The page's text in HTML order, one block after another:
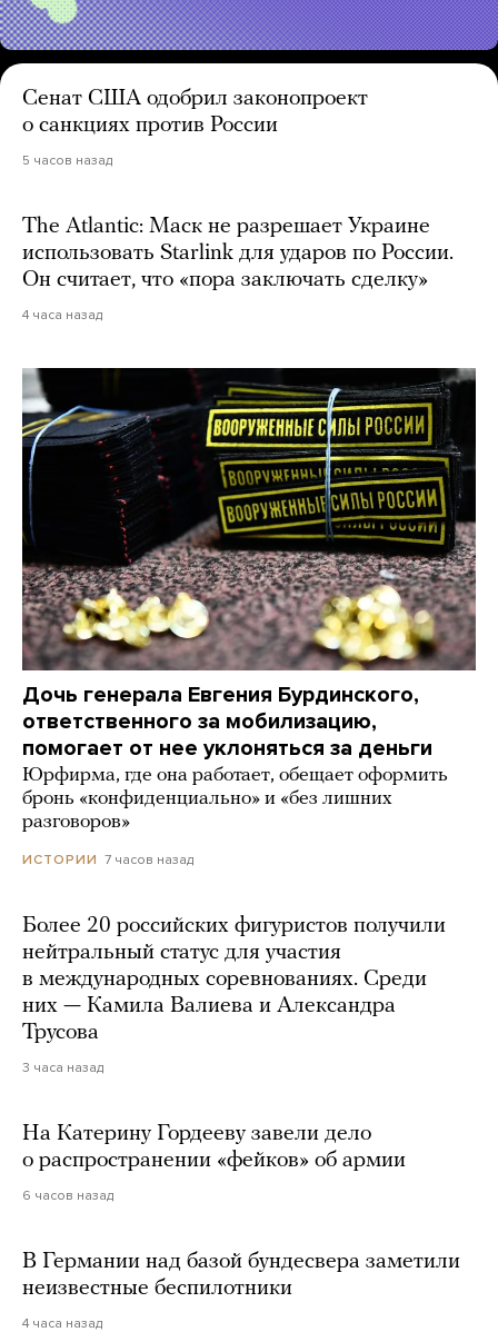
Сенат США одобрил законопроект
о санкциях против России
5 часов назад
The Atlantic: Маск не разрешает Украине
использовать Starlink для ударов по России.
Он считает, что «пора заключать сделку»
4 часа назад
Дочь генерала Евгения Бурдинского,
ответственного за мобилизацию,
помогает от нее уклоняться за деньги
Юрфирма, где она работает, обещает оформить
бронь «конфиденциально» и «без лишних
разговоров»
ИСТОРИИ 7 часов назад
Более 20 российских фигуристов получили
нейтральный статус для участия
в международных соревнованиях. Среди
них — Камила Валиева и Александра
Трусова
3 часа назад
На Катерину Гордееву завели дело
о распространении «фейков» об армии
6 часов назад
В Германии над базой бундесвера заметили
неизвестные беспилотники
4 часа назад